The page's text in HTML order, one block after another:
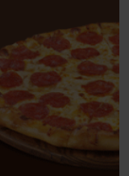
(59)
(182)
(58)
(27)